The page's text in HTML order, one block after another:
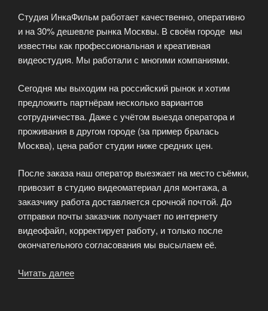
о
молодых!»
Студия ИнкаФильм работает качественно, оперативно
и на 30% дешевле рынка Москвы. В своём городе мы
известны как профессиональная и креативная
видеостудия. Мы работали с многими компаниями.
Сегодня мы выходим на российский рынок и хотим
предложить партнёрам несколько вариантов
сотрудничества. Даже с учётом выезда оператора и
проживания в другом городе (за пример бралась
Москва), цена работ студии ниже средних цен.
После заказа наш оператор выезжает на место съёмки,
привозит в студию видеоматериал для монтажа, а
заказчику работа доставляется срочной почтой. До
отправки почты заказчик получает по интернету
видеофайл, корректирует работу, и только после
окончательного согласования мы высылаем её.
Читать далее